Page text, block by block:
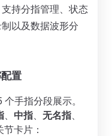
持分指管理、状态
以及数据波形分
置
个手指分段展示。
、 中指、 无名指、
卡片：